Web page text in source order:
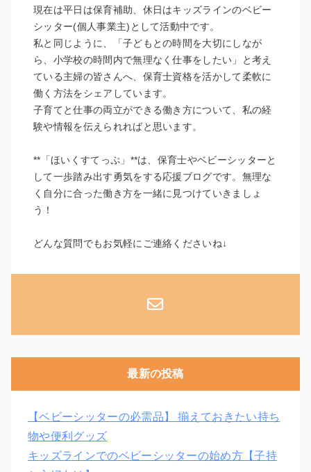
現在は平日は保育補助、休日はキッズラインのベビー
シッター(個人事業主)として活動中です。
私と同じように、「子どもとの時間を大切にしなが
ら、小学校の時間内で無理なく仕事をしたい」と考え
ている主婦の皆さんへ、保育士資格を活かして柔軟に
働く方法をシェアしています。
子育てと仕事の両立ができる働き方について、私の経
験や情報を伝えられればと思います。
**「ほいくすてっぷ」**は、保育士やベビーシッターと
して一歩踏み出す勇気をする応援ブログです。無理な
く自分に合った働き方を一緒に見つけていきましょ
う！
どんな質問でもお気軽にご連絡くださいね↓
最新の投稿
【ベビーシッターの必需品】 揃えておきたい持ち
物や便利グッズ
キッズラインでのベビーシッターの始め方【子持